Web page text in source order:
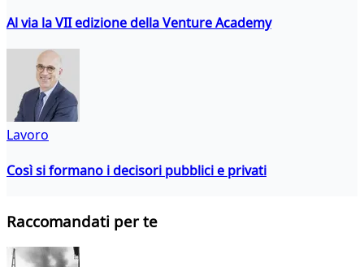
Al via la VII edizione della Venture Academy
Lavoro
Così si formano i decisori pubblici e privati
Raccomandati per te